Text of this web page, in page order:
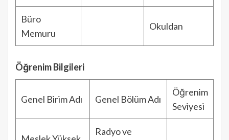
Büro
Memuru
Okuldan
Öğrenim Bilgileri
Genel Birim Adı Genel Bölüm Adı
Öğrenim
Seviyesi
Radyo ve